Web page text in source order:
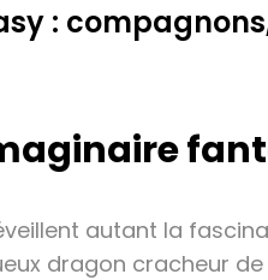
:
autant la
dragon cracheur